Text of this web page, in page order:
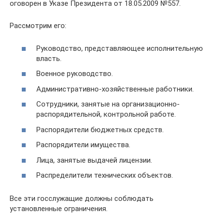
оговорен в Указе Президента от 18.05.2009 №557.
Рассмотрим его:
Руководство, представляющее исполнительную
власть.
Военное руководство.
Административно-хозяйственные работники.
Сотрудники, занятые на организационно-
распорядительной, контрольной работе.
Распорядители бюджетных средств.
Распорядители имущества.
Лица, занятые выдачей лицензии.
Распределители технических объектов.
Все эти госслужащие должны соблюдать
установленные ограничения.